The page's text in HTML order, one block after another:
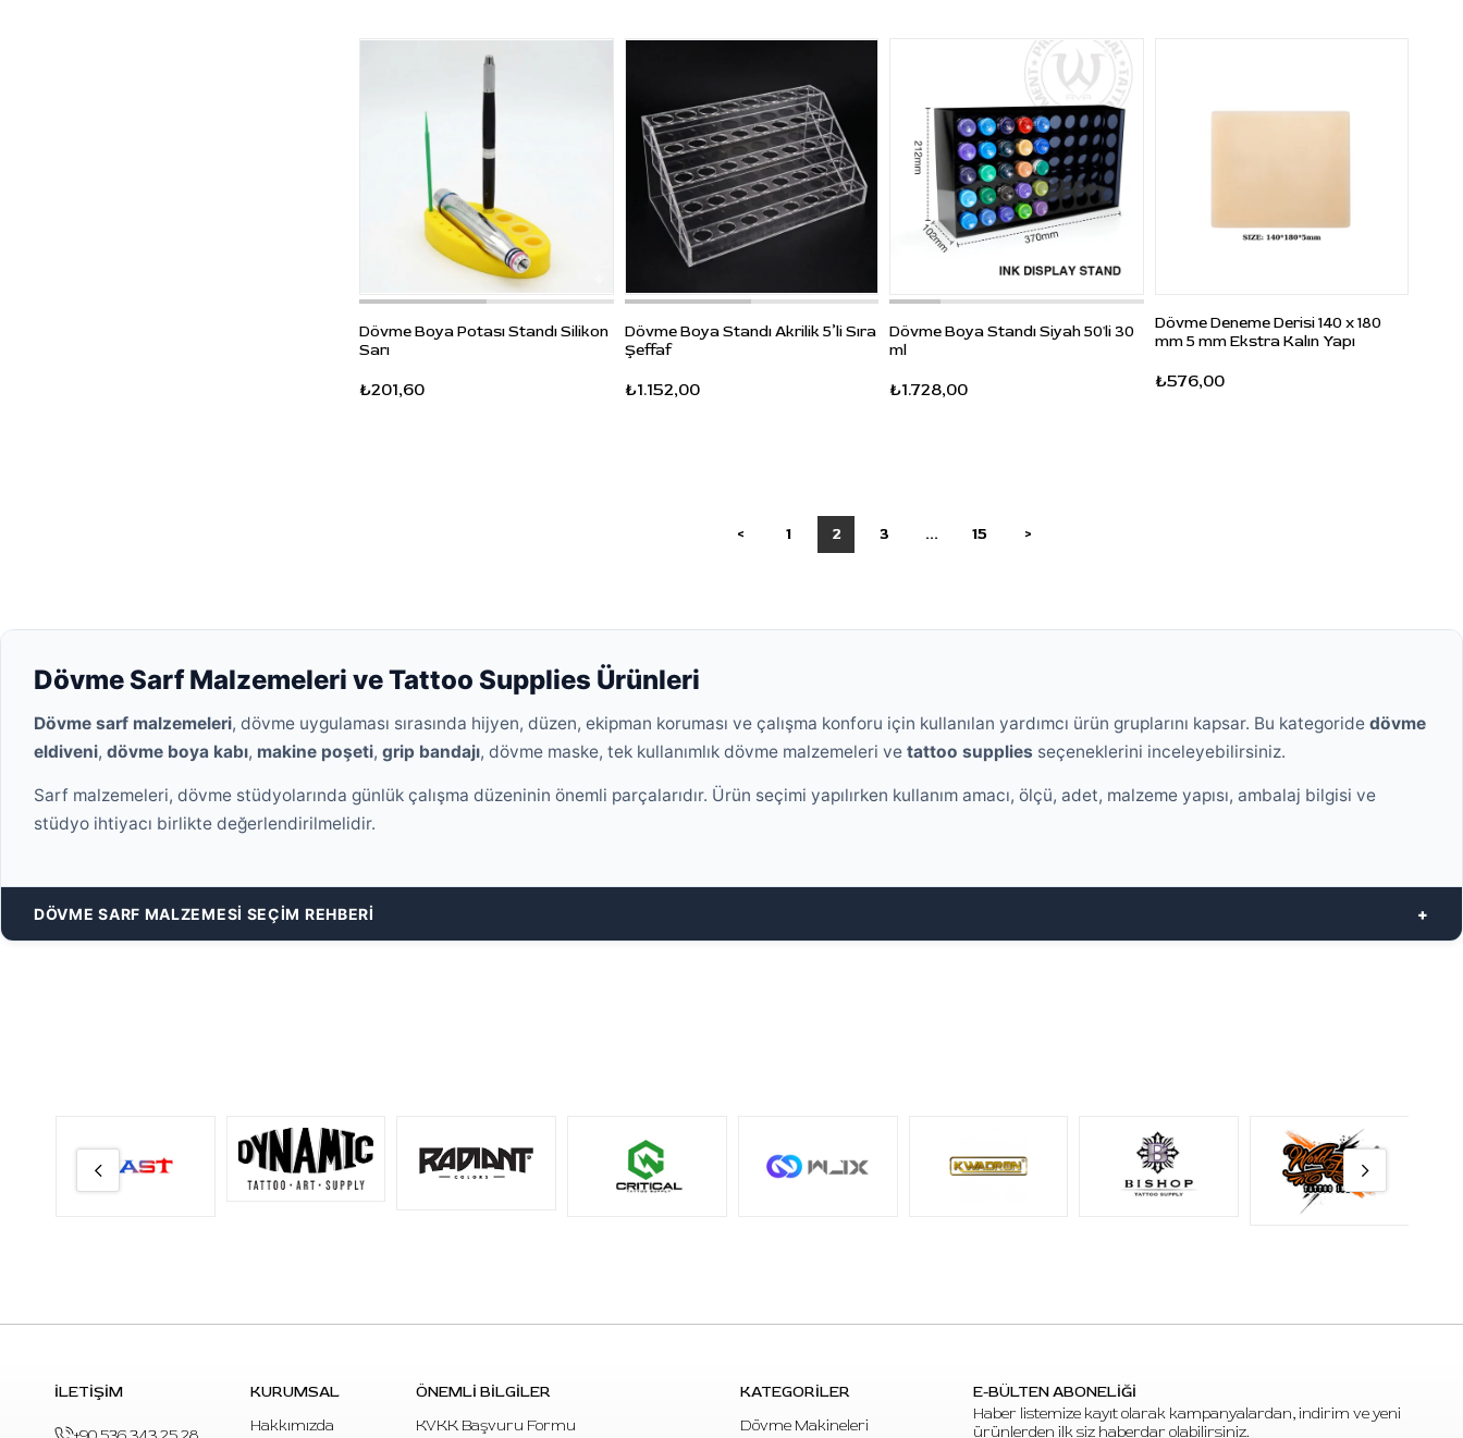
Dövme Boya Potası Standı Silikon
Sarı
₺201,60
Dövme Boya Standı Akrilik 5’li Sıra
Şeffaf
₺1.152,00
Dövme Boya Standı Siyah 50'li 30
ml
₺1.728,00
Dövme Deneme Derisi 140 x 180
mm 5 mm Ekstra Kalın Yapı
₺576,00
< 1 2 3 ... 15 >
Dövme Sarf Malzemeleri ve Tattoo Supplies Ürünleri
Dövme sarf malzemeleri, dövme uygulaması sırasında hijyen, düzen, ekipman koruması ve çalışma konforu için kullanılan yardımcı ürün gruplarını kapsar. Bu kategoride dövme
eldiveni, dövme boya kabı, makine poşeti, grip bandajı, dövme maske, tek kullanımlık dövme malzemeleri ve tattoo supplies seçeneklerini inceleyebilirsiniz.
Sarf malzemeleri, dövme stüdyolarında günlük çalışma düzeninin önemli parçalarıdır. Ürün seçimi yapılırken kullanım amacı, ölçü, adet, malzeme yapısı, ambalaj bilgisi ve
stüdyo ihtiyacı birlikte değerlendirilmelidir.
DÖVME SARF MALZEMESI SEÇIM REHBERI
İLETİŞİM
KURUMSAL
Hakkımızda
ÖNEMLİ BİLGİLER
KVKK Başvuru Formu
KATEGORİLER
Dövme Makineleri
E-BÜLTEN ABONELİĞİ
Haber listemize kayıt olarak kampanyalardan, indirim ve yeni
ürünlerden ilk siz haberdar olabilirsiniz.